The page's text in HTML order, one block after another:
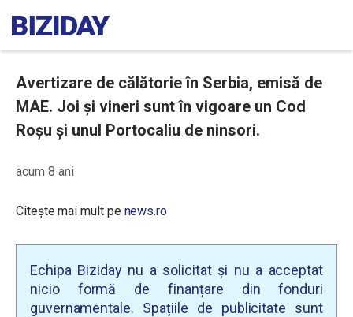
Avertizare de călătorie în Serbia, emisă de
MAE. Joi și vineri sunt în vigoare un Cod
Roșu și unul Portocaliu de ninsori.
acum 8 ani
Citește mai mult pe news.ro
Echipa Biziday nu a solicitat și nu a acceptat
nicio formă de finanțare din fonduri
guvernamentale. Spațiile de publicitate sunt